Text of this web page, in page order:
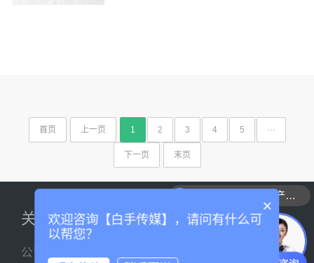
首页 上一页 1 2 3 4 5 ···
下一页 末页
关于我们
公司简介
可以介绍下你们的产品么
×
欢迎咨询【白手传媒】，请问有什么可
以帮您？